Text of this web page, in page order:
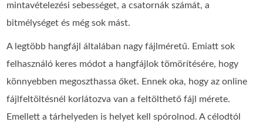
mintavételezési sebességet, a csatornák számát, a
bitmélységet és még sok mást.
A legtöbb hangfájl általában nagy fájlméretű. Emiatt sok
felhasználó keres módot a hangfájlok tömörítésére, hogy
könnyebben megoszthassa őket. Ennek oka, hogy az online
fájlfeltöltésnél korlátozva van a feltölthető fájl mérete.
Emellett a tárhelyeden is helyet kell spórolnod. A célodtól